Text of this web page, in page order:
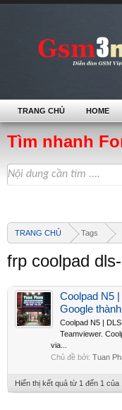
Tìm nhanh
TRANG CHỦ Tags
frp coolpad
Coolpad N5
Google
Coolpad N5 |
Teamviewer.
via...
Chủ đề bởi: Tuan
Hiển thị kết quả từ 1 đến 1 của
TRANG CHỦ HOME